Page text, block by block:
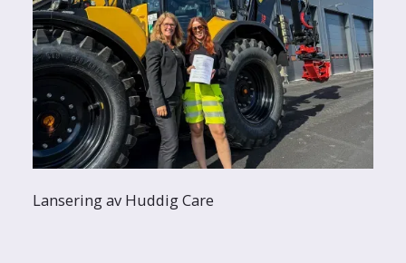
Lansering av Huddig Care